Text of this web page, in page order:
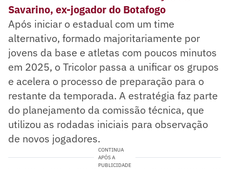
Savarino, ex-jogador do Botafogo
Após iniciar o estadual com um time
alternativo, formado majoritariamente por
jovens da base e atletas com poucos minutos
em 2025, o Tricolor passa a unificar os grupos
e acelera o processo de preparação para o
restante da temporada. A estratégia faz parte
do planejamento da comissão técnica, que
utilizou as rodadas iniciais para observação
de novos jogadores.
CONTINUA
APÓS A
PUBLICIDADE